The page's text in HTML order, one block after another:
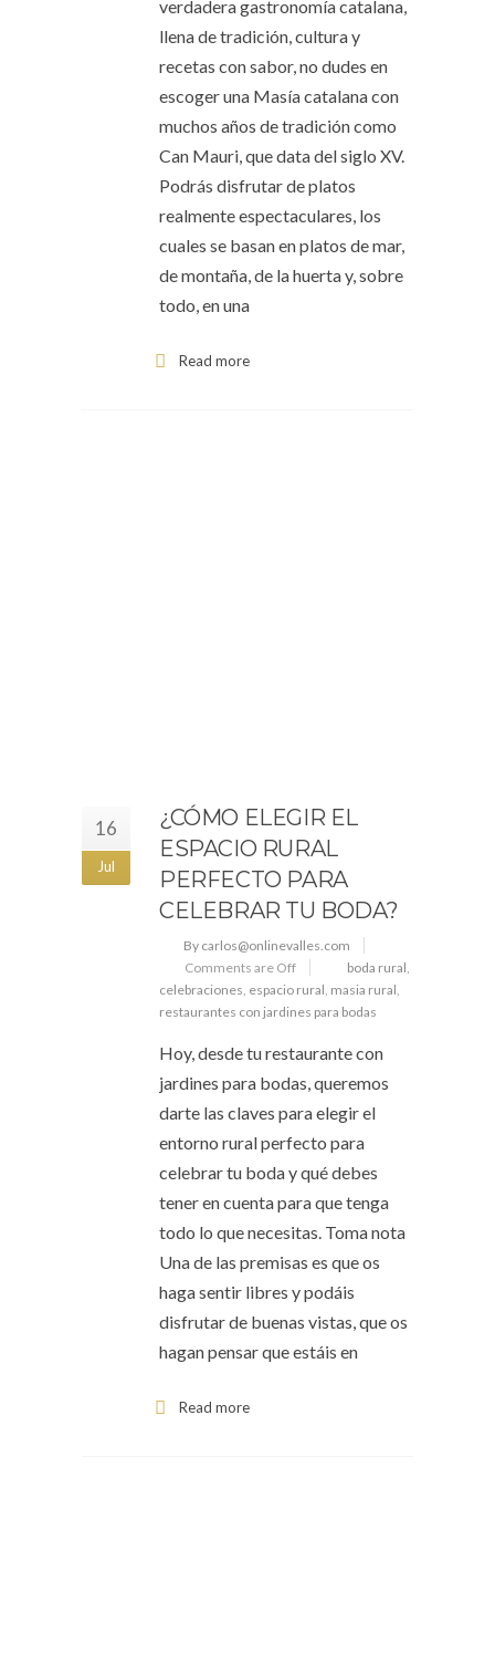
verdadera gastronomía catalana,
llena de tradición, cultura y
recetas con sabor, no dudes en
escoger una Masía catalana con
muchos años de tradición como
Can Mauri, que data del siglo XV.
Podrás disfrutar de platos
realmente espectaculares, los
cuales se basan en platos de mar,
de montaña, de la huerta y, sobre
todo, en una
Read more
16
Jul
¿CÓMO ELEGIR EL
ESPACIO RURAL
PERFECTO PARA
CELEBRAR TU BODA?
By carlos@onlinevalles.com
Comments are Off
boda rural,
celebraciones, espacio rural, masia rural,
restaurantes con jardines para bodas
Hoy, desde tu restaurante con
jardines para bodas, queremos
darte las claves para elegir el
entorno rural perfecto para
celebrar tu boda y qué debes
tener en cuenta para que tenga
todo lo que necesitas. Toma nota
Una de las premisas es que os
haga sentir libres y podáis
disfrutar de buenas vistas, que os
hagan pensar que estáis en
Read more